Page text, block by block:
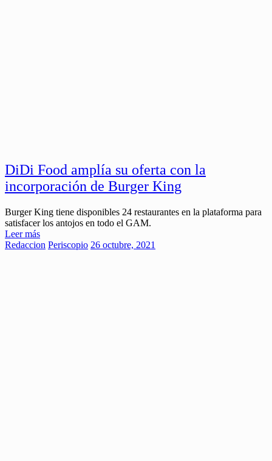
DiDi Food amplía su oferta con la
incorporación de Burger King
Burger King tiene disponibles 24 restaurantes en la plataforma para
satisfacer los antojos en todo el GAM.
Leer más
Redaccion Periscopio 26 octubre, 2021